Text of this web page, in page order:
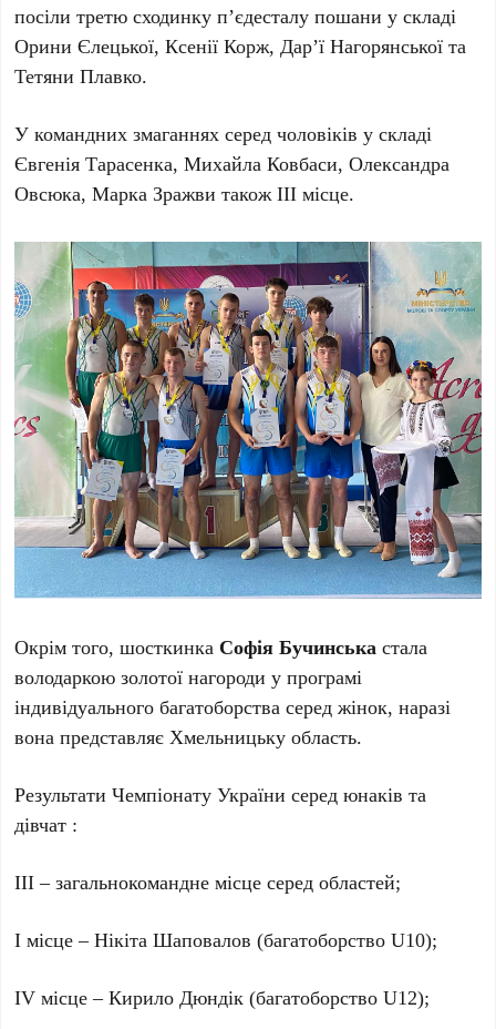
посіли третю сходинку пʼєдесталу пошани у складі
Орини Єлецької, Ксенії Корж, Дарʼї Нагорянської та
Тетяни Плавко.
У командних змаганнях серед чоловіків у складі
Євгенія Тарасенка, Михайла Ковбаси, Олександра
Овсюка, Марка Зражви також ІІІ місце.
Окрім того, шосткинка Софія Бучинська стала
володаркою золотої нагороди у програмі
індивідуального багатоборства серед жінок, наразі
вона представляє Хмельницьку область.
Результати Чемпіонату України серед юнаків та
дівчат :
ІІІ – загальнокомандне місце серед областей;
І місце – Нікіта Шаповалов (багатоборство U10);
IV місце – Кирило Дюндік (багатоборство U12);